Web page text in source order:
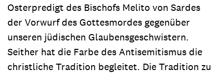
Osterpredigt des Bischofs Melito von Sardes
der Vorwurf des Gottesmordes gegenüber
unseren jüdischen Glaubensgeschwistern.
Seither hat die Farbe des Antisemitismus die
christliche Tradition begleitet. Die Tradition zu